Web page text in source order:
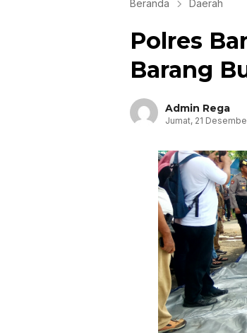
Beranda Daerah
Polres
Barang
Admin Rega
Jumat, 21